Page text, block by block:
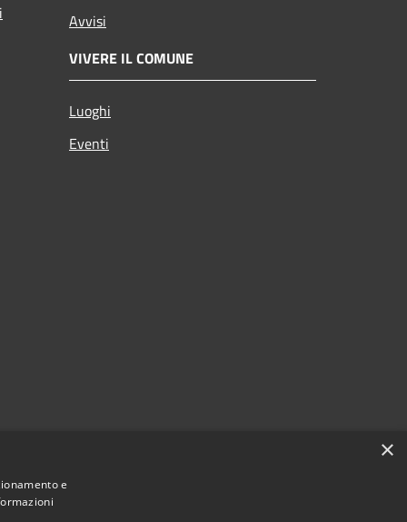
Avvisi
VIVERE IL COMUNE
Luoghi
Eventi
×
e